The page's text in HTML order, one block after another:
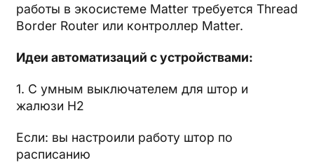
работы в экосистеме Matter требуется Thread
Border Router или контроллер Matter.
Идеи автоматизаций с устройствами:
1. С умным выключателем для штор и
жалюзи H2
Если: вы настроили работу штор по
расписанию